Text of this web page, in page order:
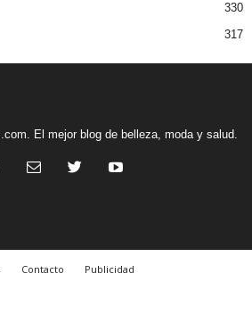
330
317
El mejor blog de belleza, moda y salud.
Contacto Publicidad